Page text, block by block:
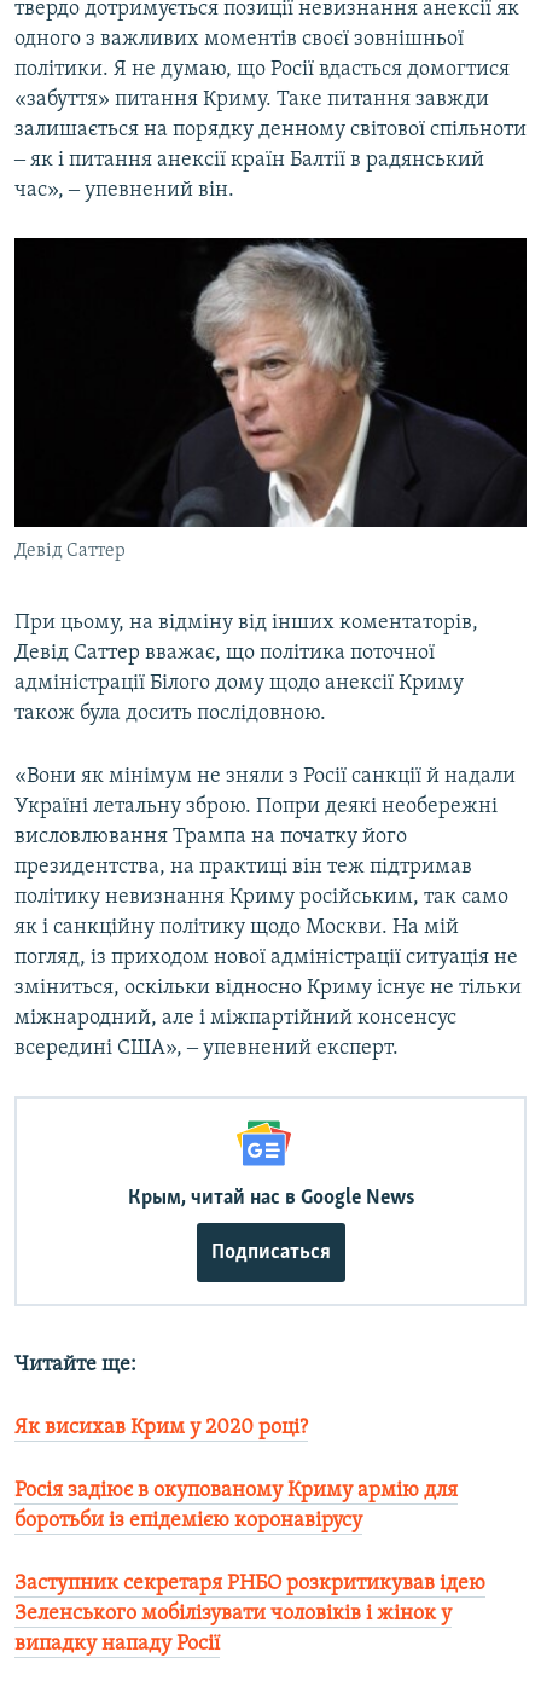
твердо дотримується позиції невизнання анексії як
одного з важливих моментів своєї зовнішньої
політики. Я не думаю, що Росії вдасться домогтися
«забуття» питання Криму. Таке питання завжди
залишається на порядку денному світової спільноти
‒ як і питання анексії країн Балтії в радянський
час», ‒ упевнений він.
Девід Саттер
При цьому, на відміну від інших коментаторів,
Девід Саттер вважає, що політика поточної
адміністрації Білого дому щодо анексії Криму
також була досить послідовною.
«Вони як мінімум не зняли з Росії санкції й надали
Україні летальну зброю. Попри деякі необережні
висловлювання Трампа на початку його
президентства, на практиці він теж підтримав
політику невизнання Криму російським, так само
як і санкційну політику щодо Москви. На мій
погляд, із приходом нової адміністрації ситуація не
зміниться, оскільки відносно Криму існує не тільки
міжнародний, але і міжпартійний консенсус
всередині США», ‒ упевнений експерт.
Крым, читай нас в Google News
Подписаться
Читайте ще:
Як висихав Крим у 2020 році?
Росія задіює в окупованому Криму армію для
боротьби із епідемією коронавірусу
Заступник секретаря РНБО розкритикував ідею
Зеленського мобілізувати чоловіків і жінок у
випадку нападу Росії